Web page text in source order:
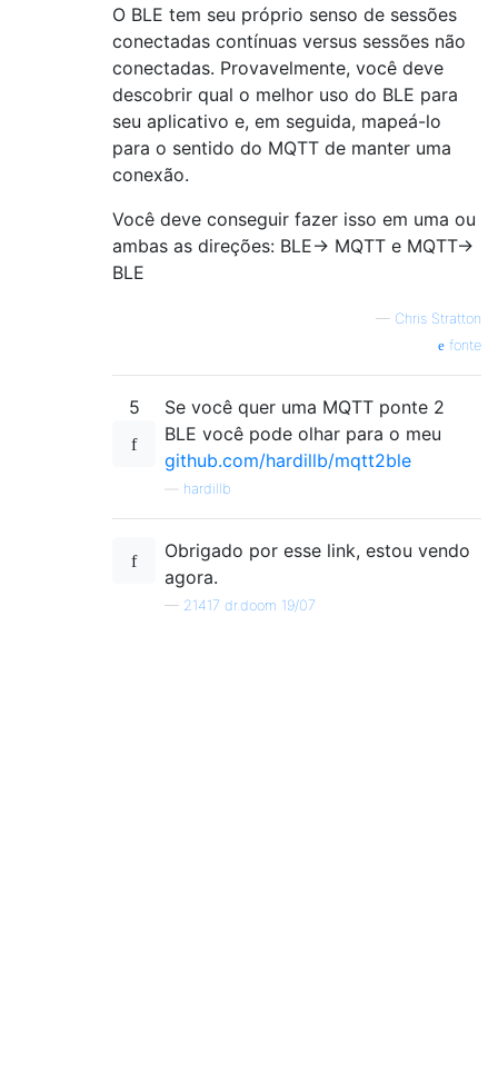
O BLE tem seu próprio senso de sessões
conectadas contínuas versus sessões não
conectadas. Provavelmente, você deve
descobrir qual o melhor uso do BLE para
seu aplicativo e, em seguida, mapeá-lo
para o sentido do MQTT de manter uma
conexão.
Você deve conseguir fazer isso em uma ou
ambas as direções: BLE-> MQTT e MQTT->
BLE
— Chris Stratton
fonte
5
Se você quer uma MQTT ponte 2
BLE você pode olhar para o meu
github.com/hardillb/mqtt2ble
hardillb
Obrigado por esse link, estou vendo
agora.
— 21417 dr.doom 19/07